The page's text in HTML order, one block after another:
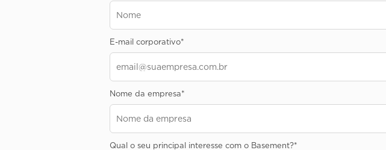
E-mail corporativo*
Nome da empresa*
Qual o seu principal interesse com o Basement?*